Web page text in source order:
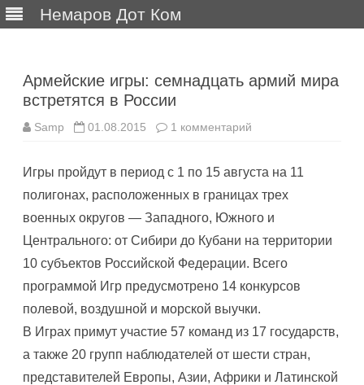
Немаров Дот Ком
Армейские игры: семнадцать армий мира
встретятся в России
Samp 01.08.2015 1 комментарий
семнадцать
мира
встретятся
в
Игры пройдут в период с 1 по 15 августа на 11
полигонах, расположенных в границах трех
военных округов — Западного, Южного и
Центрального: от Сибири до Кубани на территории
10 субъектов Российской Федерации. Всего
программой Игр предусмотрено 14 конкурсов
полевой, воздушной и морской выучки.
В Играх примут участие 57 команд из 17 государств,
а также 20 групп наблюдателей от шести стран,
представителей Европы, Азии, Африки и Латинской